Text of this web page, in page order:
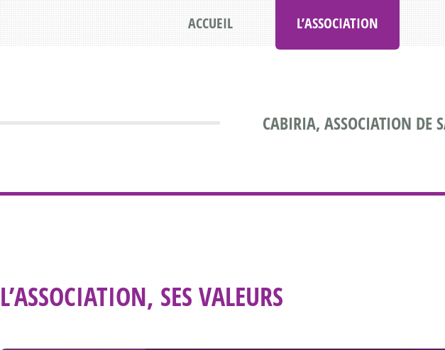
CABIRIA, ASSOCIATION DE
ACCUEIL L’ASSOCIATION
L’ASSOCIATION, SES VALEURS